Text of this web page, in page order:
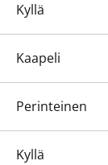
Kyllä
Kaapeli
Perinteinen
Kyllä